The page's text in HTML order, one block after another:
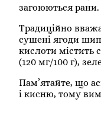
загоюються рани.
Традиційно
сушені ягоди
кислоти містить
(120 мг/100 г),
Пам’ятайте, що
і кисню, тому